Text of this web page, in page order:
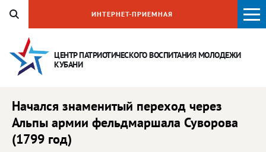
ЦЕНТР ПАТРИОТИЧЕСКОГО ВОСПИТАНИЯМОЛОДЕЖИ
КУБАНИ
ИНТЕРНЕТ-ПРИЕМНАЯ
Начался знаменитый переход через
Альпы армии фельдмаршала Суворова
(1799 год)